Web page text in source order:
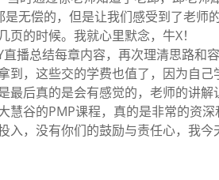
无偿的，但是让我们感受到了老师
的时候。我就心里默念，牛X！
播总结每章内容，再次理清思路和
到，这些交的学费也值了，因为自己
最后真的是会有感觉的，老师的讲解
谷的PMP课程，真的是非常的资深
入，没有你们的鼓励与责任心，我今